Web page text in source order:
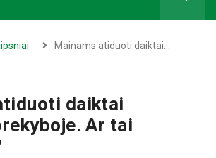
Mainams atiduoti daiktai…
daiktai
Ar tai